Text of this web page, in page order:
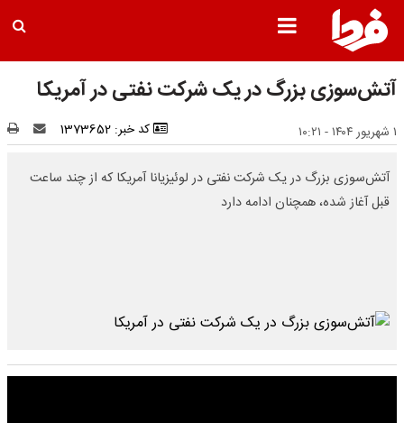
آتش‌سوزی بزرگ در یک شرکت نفتی در آمریکا
۱ شهریور ۱۴۰۴ - ۱۰:۲۱ کد خبر: 1373652
آتش‌سوزی بزرگ در یک شرکت نفتی در لوئیزیانا آمریکا که از چند ساعت
قبل آغاز شده، همچنان ادامه دارد